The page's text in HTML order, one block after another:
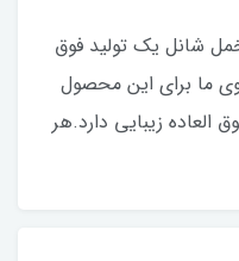
شانل یک تولید فوق
ما برای این محصول
زیبایی دارد.هر